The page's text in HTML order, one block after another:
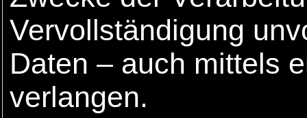
Vervollständigung
Daten – auch mittels
verlangen.